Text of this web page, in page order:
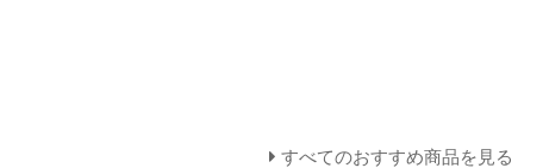
すべてのおすすめ商品を見る